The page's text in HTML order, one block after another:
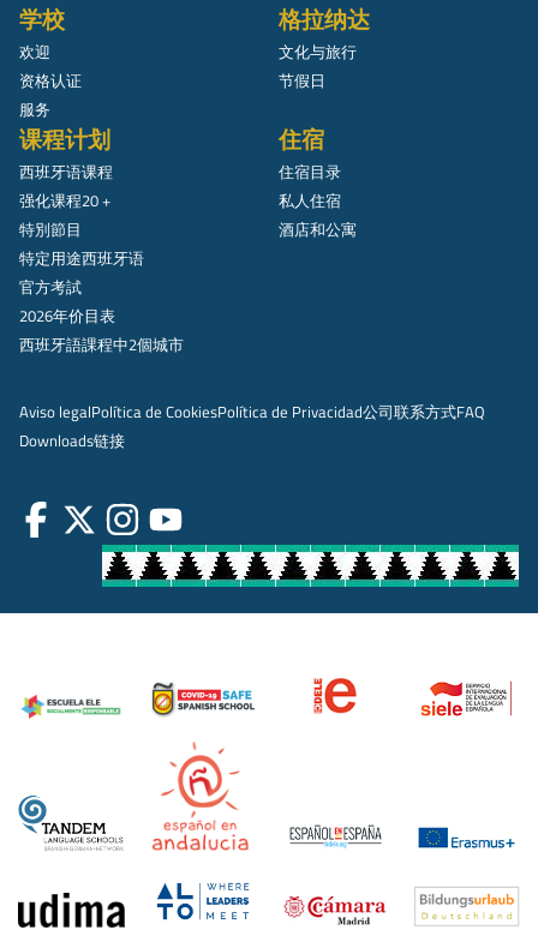
学校
欢迎
资格认证
服务
格拉纳达
文化与旅行
节假日
课程计划
西班牙语课程
强化课程20 +
特別節目
特定用途西班牙语
官方考試
2026年价目表
西班牙語課程中2個城市
住宿
住宿目录
私人住宿
酒店和公寓
Aviso legalPolítica de CookiesPolítica de Privacidad公司联系方式FAQ
Downloads链接